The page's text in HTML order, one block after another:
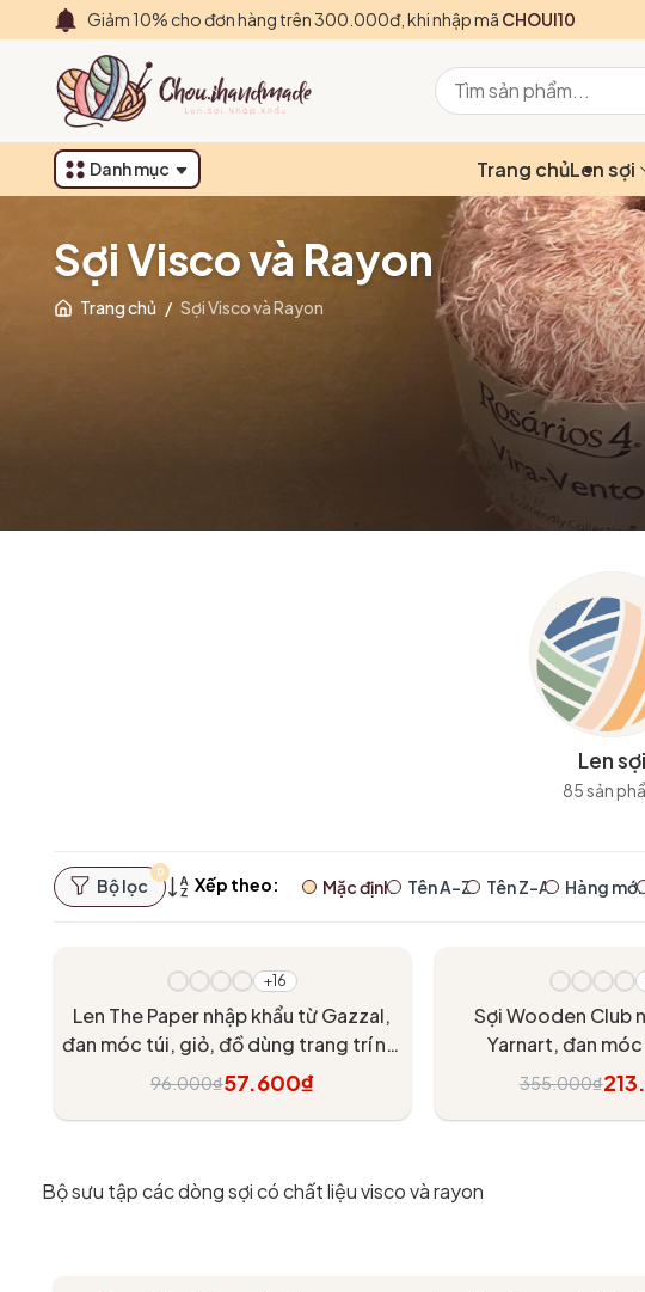
Giảm 10% cho đơn hàng trên 300.000đ, khi nhập mã CHOUI10
Danh mục Trang chủLen sợi
Sợi Visco và Rayon
Trang chủ / Sợi Visco và Rayon
Len sợi
85 sản
Bộ lọc
0
Xếp theo: Mặc định Tên A-Z Tên Z-A Hàng mới
+16
Len The Paper nhập khẩu từ Gazzal,
đan móc túi, giỏ, đồ dùng trang trí nội
thất
96.000₫57.600₫
Sợi Wooden Club
Yarnart, đan
355.000₫
Bộ sưu tập các dòng sợi có chất liệu visco và rayon